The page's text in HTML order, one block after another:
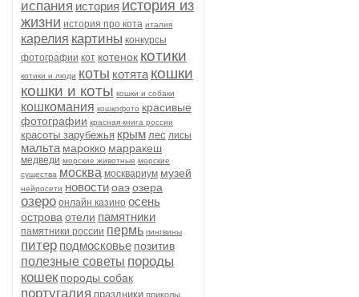
испания история история из
жизни история про кота италия
карелия картины конкурсы
фотографии кот котенок котики
котики и люди коты котята кошки
кошки и коты кошки и собаки
кошкомания кошкофото красивые
фотографии красная книга россии
красоты зарубежья крым лес лисы
мальта марокко марракеш
медведи морские животные морские
существа москва москвариум музей
нейросети новостиоаэозера
озеро онлайн казино осень
острова отели памятники
памятники россии пермь пингвины
питер подмосковье позитив
полезные советы породы
кошек породы собак
португалия праздники приколы